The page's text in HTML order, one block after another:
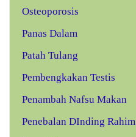
Osteoporosis
Panas Dalam
Patah Tulang
Pembengkakan Testis
Penambah Nafsu Makan
Penebalan DInding Rahim